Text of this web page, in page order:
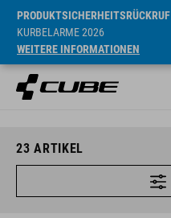
PRODUKTSICHERHEITSRÜCKRUF
KURBELARME 2026
WEITERE INFORMATIONEN
23 ARTIKEL